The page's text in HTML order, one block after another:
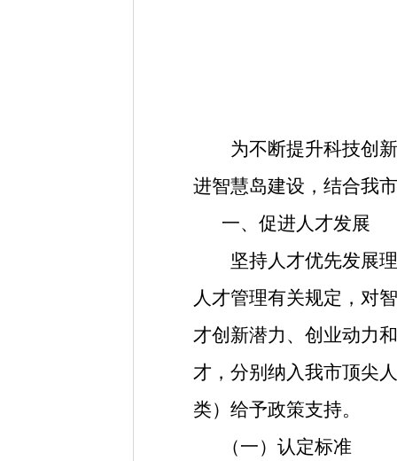
为不断提升科技创新
进智慧岛建设，结合我
一、促进人才发展
坚持人才优先发展理
人才管理有关规定，对
才创新潜力、创业动力
才，分别纳入我市顶尖
类）给予政策支持。
（一）认定标准